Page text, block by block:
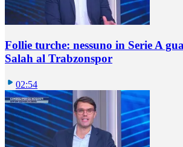
Follie turche: nessuno in Serie A
Salah al Trabzonspor
02:54